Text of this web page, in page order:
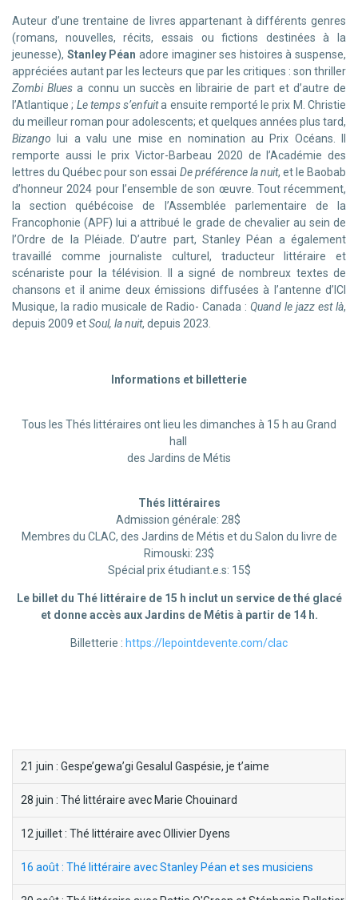
Auteur d’une trentaine de livres appartenant à différents genres
(romans, nouvelles, récits, essais ou fictions destinées à la
jeunesse), Stanley Péan adore imaginer ses histoires à suspense,
appréciées autant par les lecteurs que par les critiques : son thriller
Zombi Bluesa connu un succès en librairie de part et d’autre de
l’Atlantique ; Le temps s’enfuita ensuite remporté le prix M. Christie
du meilleur roman pour adolescents; et quelques années plus tard,
Bizango
lui a valu une mise en nomination au Prix Océans. Il
remporte aussi le prix Victor-Barbeau 2020 de l’Académie des
lettres du Québec pour son essai De préférence la nuit, et le Baobab
d’honneur 2024 pour l’ensemble de son œuvre. Tout récemment,
la section québécoise de l’Assemblée parlementaire de la
Francophonie (APF) lui a attribué le grade de chevalier au sein de
l’Ordre de la Pléiade. D’autre part, Stanley Péan a également
travaillé comme journaliste culturel, traducteur littéraire et
scénariste pour la télévision. Il a signé de nombreux textes de
chansons et il anime deux émissions diffusées à l’antenne d’ICI
Musique, la radio musicale de Radio- Canada : Quand le jazz est là,
depuis 2009 etSoul, la nuit, depuis 2023.
Informations et billetterie
Tous les Thés littéraires ont lieu les dimanches à 15 h au Grand
hall
des Jardins de Métis
Thés littéraires
Admission générale: 28$
Membres du CLAC, des Jardins de Métis et du Salon du livre de
Rimouski: 23$
Spécial prix étudiant.e.s: 15$
Le billet du Thé littéraire de 15 h inclut un service de thé glacé
et donne accès aux Jardins de Métis à partir de 14 h.
Billetterie : https://lepointdevente.com/clac
block-
thes-
litteraires
21 juin : Gespe’gewa’gi Gesalul Gaspésie, je t’aime
28 juin : Thé littéraire avec Marie Chouinard
12 juillet : Thé littéraire avec Ollivier Dyens
16 août : Thé littéraire avec Stanley Péan et ses musiciens